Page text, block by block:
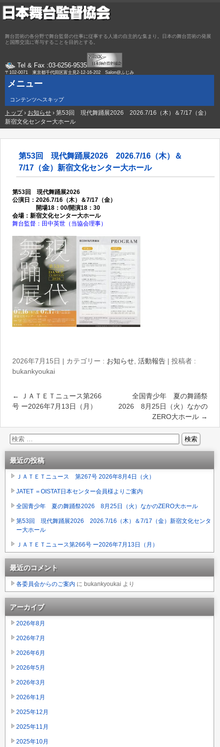
舞台芸術の各分野で舞台監督の仕事に従事する人達の自主的な集まり。日本の舞台芸術の発展
と国際交流に寄与することを目的とする。
Tel & Fax :03-6256-9535
〒102-0071 東京都千代田区富士見2-12-16-202 Salon@ふじみ
メニュー
コンテンツへスキップ
トップ › お知らせ › 第53回 現代舞踊展2026 2026.7/16（木）＆7/17（金）
新宿文化センター大ホール
第53回 現代舞踊展2026 2026.7/16（木）＆
7/17（金）新宿文化センター大ホール
第53回 現代舞踊展2026
公演日：2026.7/16（木）＆7/17（金）
開場18：00/開演18：30
会場：新宿文化センター大ホール
舞台監督：田中英世（当協会理事）
2026年7月15日 | カテゴリー : お知らせ ,活動報告 |投稿者 :
bukankyoukai
←
ＪＡＴＥＴニュース第266
号 ー2026年7月13日（月）
全国青少年 夏の舞踊祭
2026 8月25日（火）なかの
ZERO大ホール →
最近の投稿
ＪＡＴＥＴニュース 第267号 2026年8月4日（火）
JATET ＝OISTAT日本センター会員様よりご案内
全国青少年 夏の舞踊祭2026 8月25日（火）なかのZERO大ホール
第53回 現代舞踊展2026 2026.7/16（木）＆7/17（金）新宿文化センタ
ー大ホール
ＪＡＴＥＴニュース第266号 ー2026年7月13日（月）
最近のコメント
各委員会からのご案内 に bukankyoukai より
アーカイブ
2026年8月
2026年7月
2026年6月
2026年5月
2026年3月
2026年1月
2025年12月
2025年11月
2025年10月